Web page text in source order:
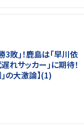
3敗｣！鹿島は｢早川依
れサッカー｣に期待！
の大激論】(1)